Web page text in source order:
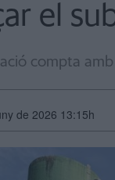
el
compta
de 2026 13:15h